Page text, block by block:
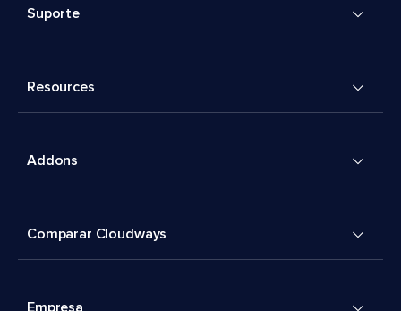
Suporte
Resources
Addons
Comparar Cloudways
Empresa